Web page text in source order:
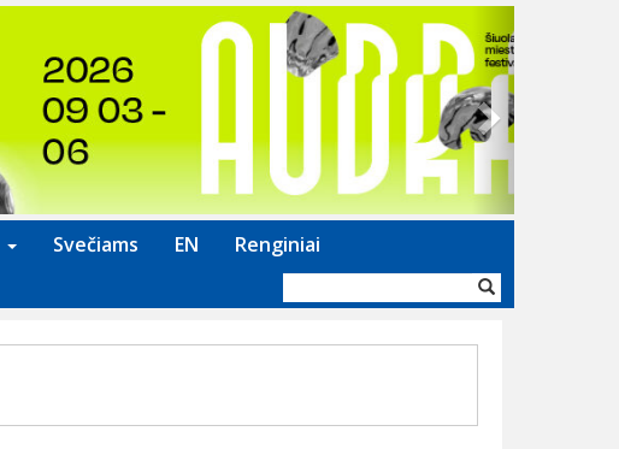
Svečiams EN Renginiai
forma